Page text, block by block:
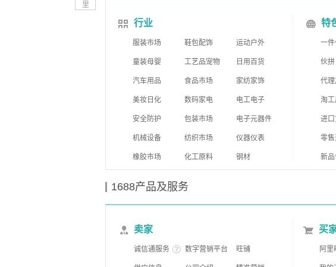
行业
服装市场 鞋包配饰 运动户外
童装母婴 工艺品宠物 日用百货
汽车用品 食品市场 家纺家饰
美妆日化 数码家电 电工电子
安全防护 包装市场 电子元器件
机械设备 纺织市场 仪器仪表
橡胶市场 化工原料 钢材
特
一件
伙拼
代理
淘工
进
零售
新品
1688产品及服务
卖家
诚信通服务 数字营销平台 旺铺
买
阿里
里